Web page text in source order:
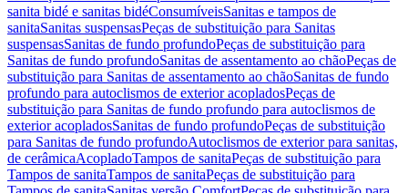
sanita bidé e sanitas bidéConsumíveisSanitas e tampos de
sanitaSanitas suspensasPeças de substituição para Sanitas
suspensasSanitas de fundo profundoPeças de substituição para
Sanitas de fundo profundoSanitas de assentamento ao chãoPeças de
substituição para Sanitas de assentamento ao chãoSanitas de fundo
profundo para autoclismos de exterior acopladosPeças de
substituição para Sanitas de fundo profundo para autoclismos de
exterior acopladosSanitas de fundo profundoPeças de substituição
para Sanitas de fundo profundoAutoclismos de exterior para sanitas,
de cerâmicaAcopladoTampos de sanitaPeças de substituição para
Tampos de sanitaTampos de sanitaPeças de substituição para